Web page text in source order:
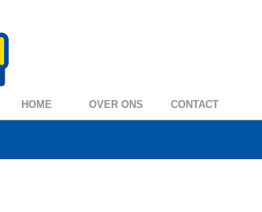
HOME OVER ONS CONTACT